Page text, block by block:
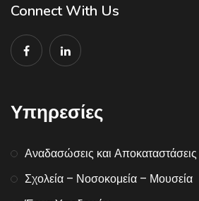
Connect With Us
Υπηρεσίες
Αναδασώσεις και Αποκαταστάσεις
Σχολεία – Νοσοκομεία – Μουσεία